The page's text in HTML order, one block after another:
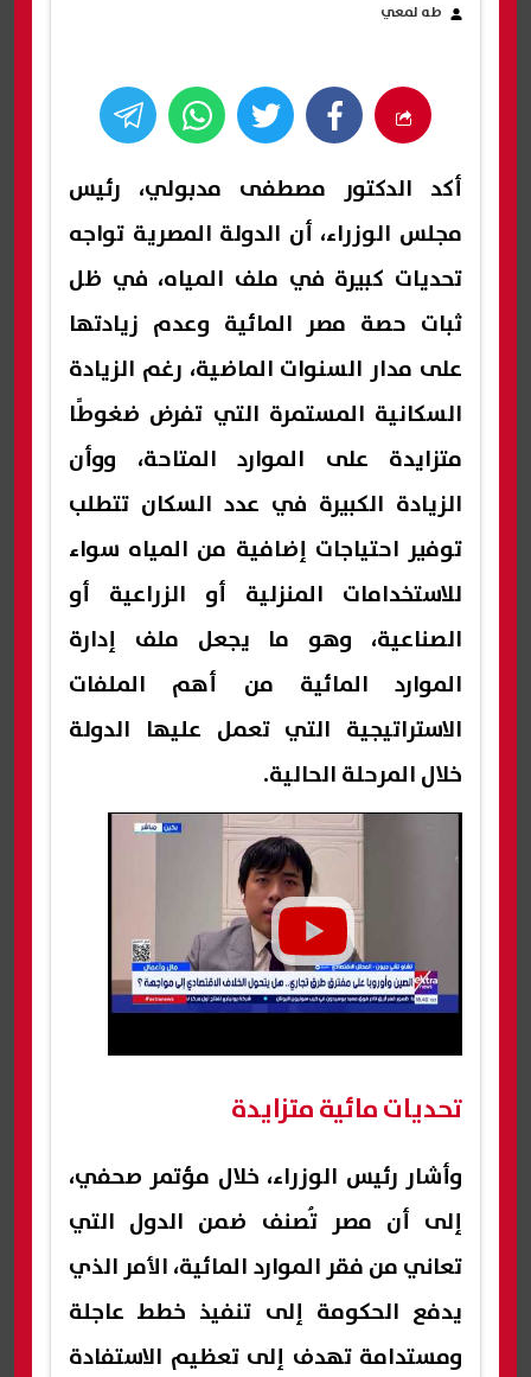
طه لمعي
أكد الدكتور مصطفى مدبولي، رئيس
مجلس الوزراء، أن الدولة المصرية تواجه
تحديات كبيرة في ملف المياه، في ظل
ثبات حصة مصر المائية وعدم زيادتها
على مدار السنوات الماضية، رغم الزيادة
السكانية المستمرة التي تفرض ضغوطًا
متزايدة على الموارد المتاحة، ووأن
الزيادة الكبيرة في عدد السكان تتطلب
توفير احتياجات إضافية من المياه سواء
للاستخدامات المنزلية أو الزراعية أو
الصناعية، وهو ما يجعل ملف إدارة
الموارد المائية من أهم الملفات
الاستراتيجية التي تعمل عليها الدولة
خلال المرحلة الحالية.
تحديات مائية متزايدة
وأشار رئيس الوزراء، خلال مؤتمر صحفي،
إلى أن مصر تُصنف ضمن الدول التي
تعاني من فقر الموارد المائية، الأمر الذي
يدفع الحكومة إلى تنفيذ خطط عاجلة
ومستدامة تهدف إلى تعظيم الاستفادة